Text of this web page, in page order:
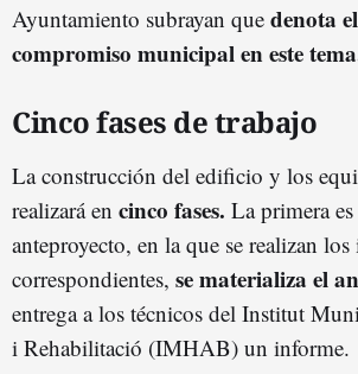
Ayuntamiento subrayan que denota
compromiso municipal en este
Cinco fases de trabajo
La construcción del edificio y los
realizará en cinco fases. La primera
anteproyecto, en la que se realizan
correspondientes, se materializa el
entrega a los técnicos del Institut
i Rehabilitació (IMHAB) un informe.